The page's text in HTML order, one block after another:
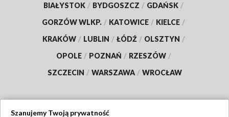
BIAŁYSTOK / BYDGOSZCZ / GDAŃSK /
GORZÓW WLKP. / KATOWICE / KIELCE /
KRAKÓW / LUBLIN / ŁÓDŹ / OLSZTYN /
OPOLE / POZNAŃ / RZESZÓW /
SZCZECIN / WARSZAWA / WROCŁAW
Szanujemy Twoją prywatność